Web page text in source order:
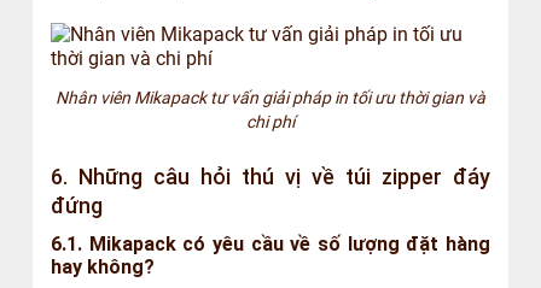
Nhân viên Mikapack tư vấn giải pháp in tối ưu thời gian và
chi phí
6. Những câu hỏi thú vị về túi zipper đáy
đứng
6.1. Mikapack có yêu cầu về số lượng đặt hàng
hay không?